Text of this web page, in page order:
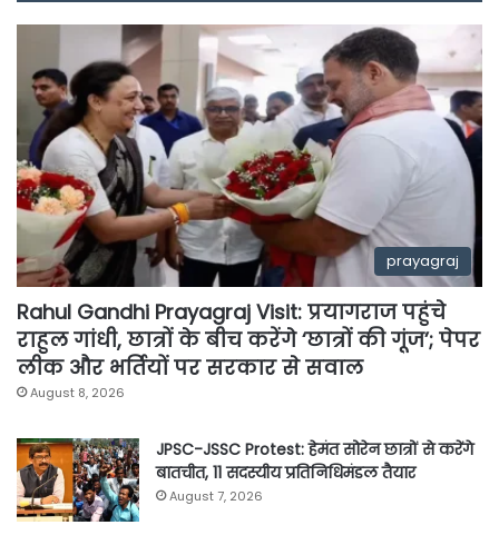
prayagraj
Rahul Gandhi Prayagraj Visit: प्रयागराज पहुंचे
राहुल गांधी, छात्रों के बीच करेंगे ‘छात्रों की गूंज’; पेपर
लीक और भर्तियों पर सरकार से सवाल
August 8, 2026
JPSC-JSSC Protest: हेमंत सोरेन छात्रों से करेंगे
बातचीत, 11 सदस्यीय प्रतिनिधिमंडल तैयार
August 7, 2026